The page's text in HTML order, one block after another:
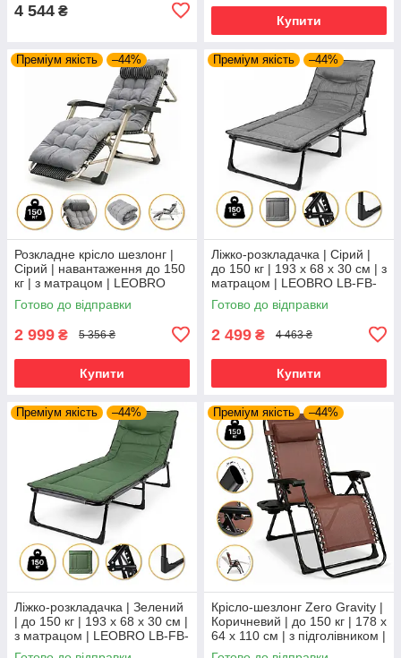
4 544 ₴
Купити
Преміум якість –44%
Розкладне крісло шезлонг |
Сірий | навантаження до 150
кг | з матрацом | LEOBRO
FCB-S01-PP | для
комфортного відпочинку
Готово до відправки
2 999 ₴ 5 356 ₴
Купити
Преміум якість –44%
Ліжко-розкладачка | Сірий |
до 150 кг | 193 х 68 х 30 см | з
матрацом | LEOBRO LB-FB-
S1-GRY | для дому, дачі та
кемпінгу
Готово до відправки
2 499 ₴ 4 463 ₴
Купити
Преміум якість –44%
Ліжко-розкладачка | Зелений
| до 150 кг | 193 х 68 х 30 см |
з матрацом | LEOBRO LB-FB-
S1-GRN | для дому, дачі та
Преміум якість –44%
Крісло-шезлонг Zero Gravity |
Коричневий | до 150 кг | 178 х
64 х 110 см | з підголівником |
LEOBRO LB-ZGC-G2-BRN |